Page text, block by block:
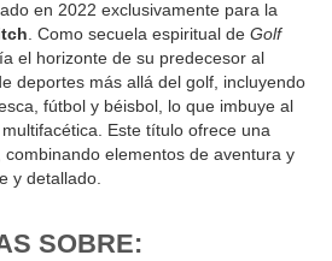
en 2022 exclusivamente para la
. Como secuela espiritual deGolf
el horizonte de su predecesor al
deportes más allá del golf, incluyendo
fútbol y béisbol, lo que imbuye al
Este título ofrece una
elementos de aventura y
y detallado.
SOBRE: